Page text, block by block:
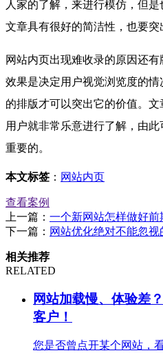
人家的了解，来进行模仿，但
文章具有很好的简洁性，也要突
网站内页出现难收录的原因还
效果是决定用户视觉浏览度的
的排版才可以突出它的价值。文
用户就非常乐意进行了解，由
重要的。
本文标签 ： 网站内页
查看案例
上一篇： 一个新网站怎样做好前
下一篇： 网站优化绝对不能忽
相关推荐
RELATED
网站加载慢、体验差
客户！
您是否曾点开某个网站，